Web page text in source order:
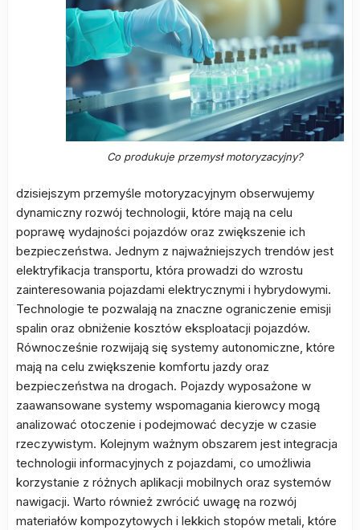
Co produkuje przemysł motoryzacyjny?
dzisiejszym przemyśle motoryzacyjnym obserwujemy
dynamiczny rozwój technologii, które mają na celu
poprawę wydajności pojazdów oraz zwiększenie ich
bezpieczeństwa. Jednym z najważniejszych trendów jest
elektryfikacja transportu, która prowadzi do wzrostu
zainteresowania pojazdami elektrycznymi i hybrydowymi.
Technologie te pozwalają na znaczne ograniczenie emisji
spalin oraz obniżenie kosztów eksploatacji pojazdów.
Równocześnie rozwijają się systemy autonomiczne, które
mają na celu zwiększenie komfortu jazdy oraz
bezpieczeństwa na drogach. Pojazdy wyposażone w
zaawansowane systemy wspomagania kierowcy mogą
analizować otoczenie i podejmować decyzje w czasie
rzeczywistym. Kolejnym ważnym obszarem jest integracja
technologii informacyjnych z pojazdami, co umożliwia
korzystanie z różnych aplikacji mobilnych oraz systemów
nawigacji. Warto również zwrócić uwagę na rozwój
materiałów kompozytowych i lekkich stopów metali, które